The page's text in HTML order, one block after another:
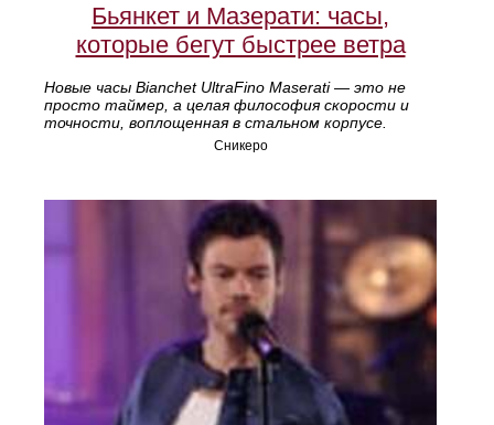
Бьянкет и Мазерати: часы,
которые бегут быстрее ветра
Новые часы Bianchet UltraFino Maserati — это не
просто таймер, а целая философия скорости и
точности, воплощенная в стальном корпусе.
Сникеро